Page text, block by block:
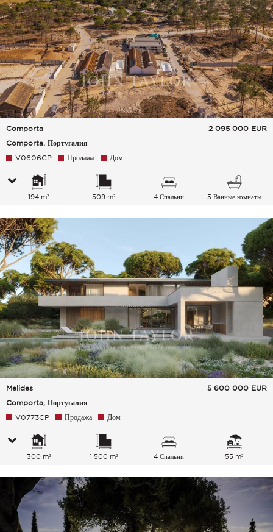
Comporta
Comporta, Португалия
2 095 000 EUR
V0606CP Продажа Дом
194 m² 509 m² 4 Спальни 5 Ванные комнаты
Melides
Comporta, Португалия
5 600 000 EUR
V0773CP Продажа Дом
300 m² 1 500 m² 4 Спальни 55 m²